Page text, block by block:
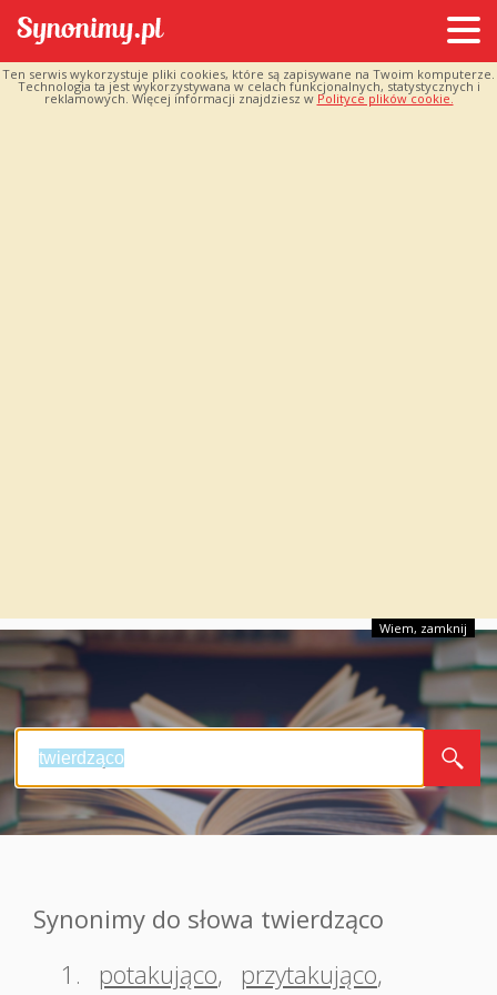
Ten serwis wykorzystuje pliki cookies, które są zapisywane na Twoim komputerze.
Technologia ta jest wykorzystywana w celach funkcjonalnych, statystycznych i
reklamowych. Więcej informacji znajdziesz w Polityce plików cookie.
Wiem, zamknij
Synonimy do słowa twierdząco
1.
potakująco, przytakująco,